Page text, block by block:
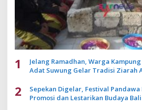
1
Jelang Ramadhan, Warga
Adat Suwung Gelar Tradisi Ziarah
2
Sepekan Digelar, Festival Pandawa
Promosi dan Lestarikan Budaya Bali